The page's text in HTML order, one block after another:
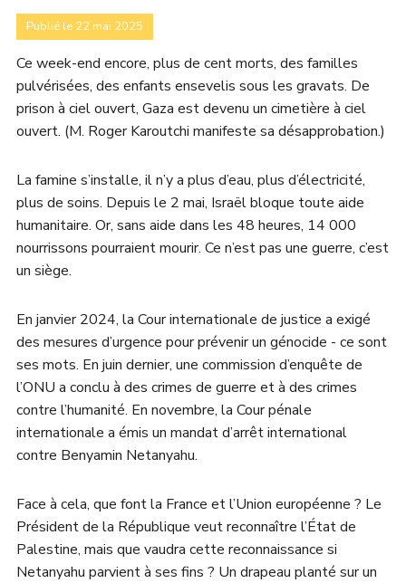
Publié le 22 mai 2025
Ce week-end encore, plus de cent morts, des familles
pulvérisées, des enfants ensevelis sous les gravats. De
prison à ciel ouvert, Gaza est devenu un cimetière à ciel
ouvert. (M. Roger Karoutchi manifeste sa désapprobation.)
La famine s’installe, il n’y a plus d’eau, plus d’électricité,
plus de soins. Depuis le 2 mai, Israël bloque toute aide
humanitaire. Or, sans aide dans les 48 heures, 14 000
nourrissons pourraient mourir. Ce n’est pas une guerre, c’est
un siège.
En janvier 2024, la Cour internationale de justice a exigé
des mesures d’urgence pour prévenir un génocide - ce sont
ses mots. En juin dernier, une commission d’enquête de
l’ONU a conclu à des crimes de guerre et à des crimes
contre l’humanité. En novembre, la Cour pénale
internationale a émis un mandat d’arrêt international
contre Benyamin Netanyahu.
Face à cela, que font la France et l’Union européenne ? Le
Président de la République veut reconnaître l’État de
Palestine, mais que vaudra cette reconnaissance si
Netanyahu parvient à ses fins ? Un drapeau planté sur un